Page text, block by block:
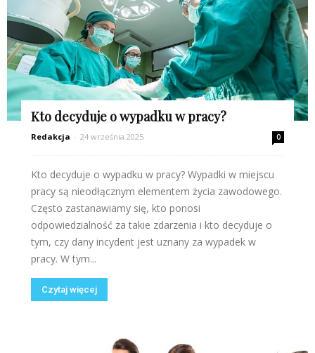
Kto decyduje o wypadku w pracy?
Redakcja - 24 września 2025 0
Kto decyduje o wypadku w pracy? Wypadki w miejscu
pracy są nieodłącznym elementem życia zawodowego.
Często zastanawiamy się, kto ponosi
odpowiedzialność za takie zdarzenia i kto decyduje o
tym, czy dany incydent jest uznany za wypadek w
pracy. W tym...
Czytaj więcej